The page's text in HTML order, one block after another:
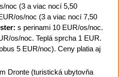
noc (3 a viac nocí 5,50
os/noc (3 a viac nocí 7,50
s perinami 10 EUR/os/noc.
os/noc. Teplá sprcha 1 EUR.
5 EUR/noc). Ceny platia aj
Dronte (turistická ubytovňa